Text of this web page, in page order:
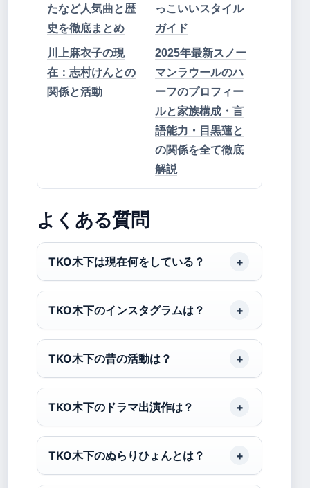
たなど人気曲と歴
史を徹底まとめ
っこいいスタイル
ガイド
川上麻衣子の現
在：志村けんとの
関係と活動
2025年最新スノー
マンラウールのハ
ーフのプロフィー
ルと家族構成・言
語能力・目黒蓮と
の関係を全て徹底
解説
よくある質問
TKO木下は現在何をしている？
TKO木下のインスタグラムは？
TKO木下の昔の活動は？
TKO木下のドラマ出演作は？
TKO木下のぬらりひょんとは？